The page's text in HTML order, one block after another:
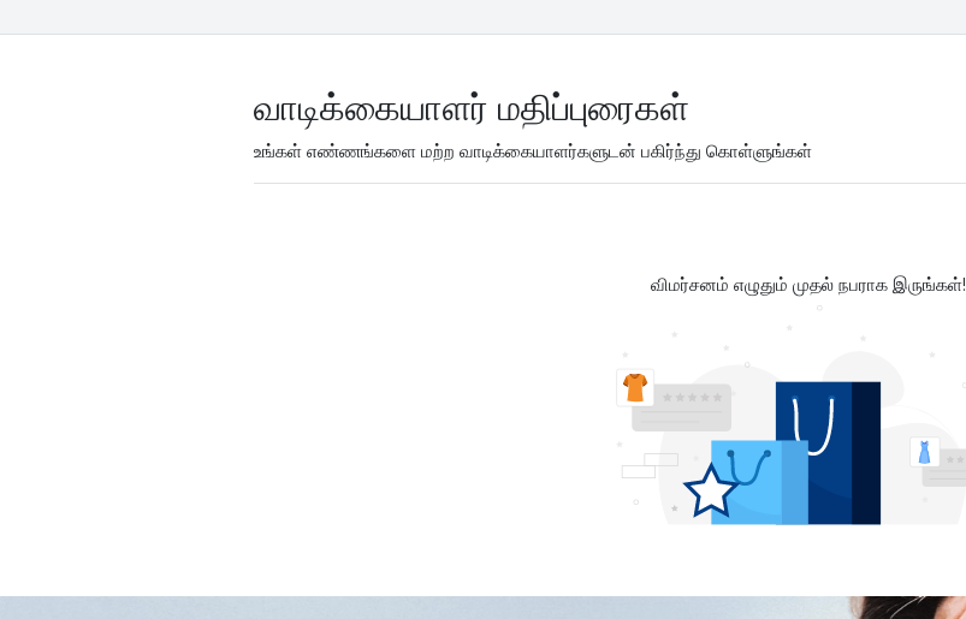
வாடிக்கையாளர் மதிப்புரைகள்
உங்கள் எண்ணங்களை மற்ற வாடிக்கையாளர்களுடன் பகிர்ந்து கொள்ளுங்கள்
விமர்சனம் எழுதும் முதல் நபராக இருங்கள்!